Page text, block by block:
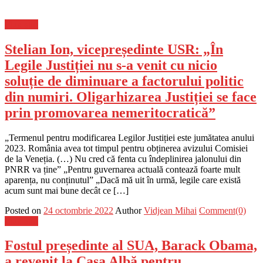
Stelian Ion, vicepreședinte USR: „În
Legile Justiției nu s-a venit cu nicio
soluție de diminuare a factorului politic
din numiri. Oligarhizarea Justiției se face
prin promovarea nemeritocratică”
„Termenul pentru modificarea Legilor Justiției este jumătatea anului
2023. România avea tot timpul pentru obținerea avizului Comisiei
de la Veneția. (…) Nu cred că fenta cu îndeplinirea jalonului din
PNRR va ține” „Pentru guvernarea actuală contează foarte mult
aparența, nu conținutul” „Dacă mă uit în urmă, legile care există
acum sunt mai bune decât ce […]
Posted on 24 octombrie 2022 Author Vidjean Mihai Comment(0)
Fostul președinte al SUA, Barack Obama,